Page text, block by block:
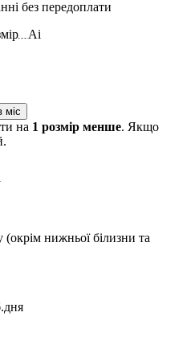
без передоплати
Ai
міс
на 1 розмір менше. Якщо
(окрім нижньої білизни та